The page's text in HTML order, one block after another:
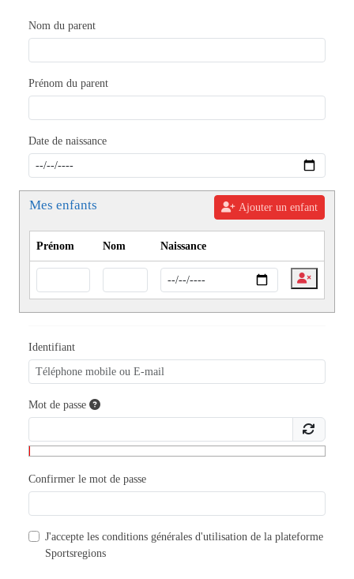
Nom du parent
Prénom du parent
Date de naissance
Mes enfants Ajouter un enfant
Prénom Nom Naissance
Identifiant
Mot de passe
Confirmer le mot de passe
J'accepte les conditions générales d'utilisation de la plateforme
Sportsregions